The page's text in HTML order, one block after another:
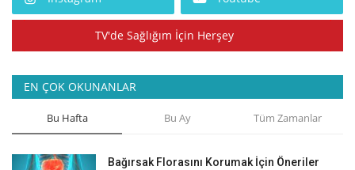
TV'de Sağlığım İçin Herşey
EN ÇOK OKUNANLAR
Bu Hafta Bu Ay Tüm Zamanlar
Bağırsak Florasını Korumak İçin Öneriler